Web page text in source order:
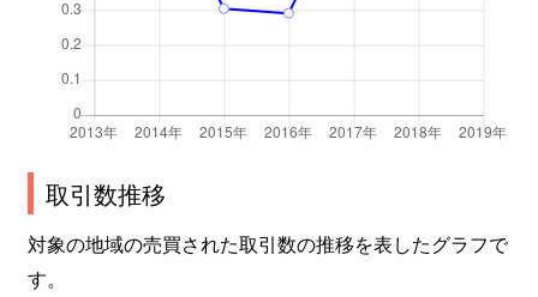
取引数推移
対象の地域の売買された取引数の推移を表したグラフで
す。